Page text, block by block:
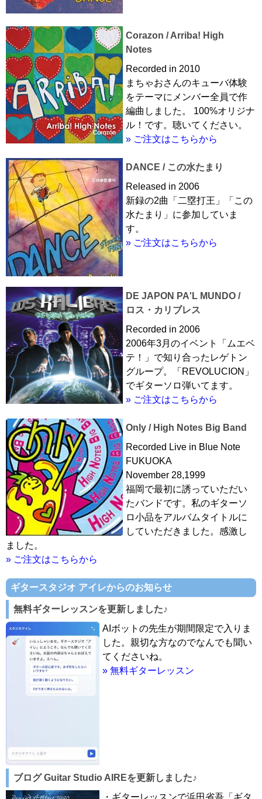
Corazon / Arriba! High
Notes
Recorded in 2010
まちゃおさんのキューバ体験
をテーマにメンバー全員で作
編曲しました。 100%オリジナ
ル！です。聴いてください。
» ご注文はこちらから
DANCE / この水たまり
Released in 2006
新録の2曲「二塁打王」「この
水たまり」に参加していま
す。
» ご注文はこちらから
DE JAPON PA'L MUNDO /
ロス・カリブレス
Recorded in 2006
2006年3月のイベント「ムエベ
テ！」で知り合ったレゲトン
グループ。「REVOLUCION」
でギターソロ弾いてます。
» ご注文はこちらから
Only / High Notes Big Band
Recorded Live in Blue Note
FUKUOKA
November 28,1999
福岡で最初に誘っていただい
たバンドです。私のギターソ
ロ小品をアルバムタイトルに
していただきました。感激し
ました。
» ご注文はこちらから
ギタースタジオ アイレからのお知らせ
無料ギターレッスンを更新しました♪
AIボットの先生が期間限定で入りま
した。親切な方なのでなんでも聞い
てくださいね。
» 無料ギターレッスン
ブログ Guitar Studio AIREを更新しました♪
・ギターレッスンで浜田省吾「ギタ